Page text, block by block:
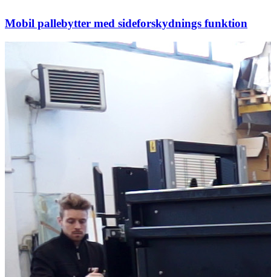
Mobil pallebytter med sideforskydnings funktion